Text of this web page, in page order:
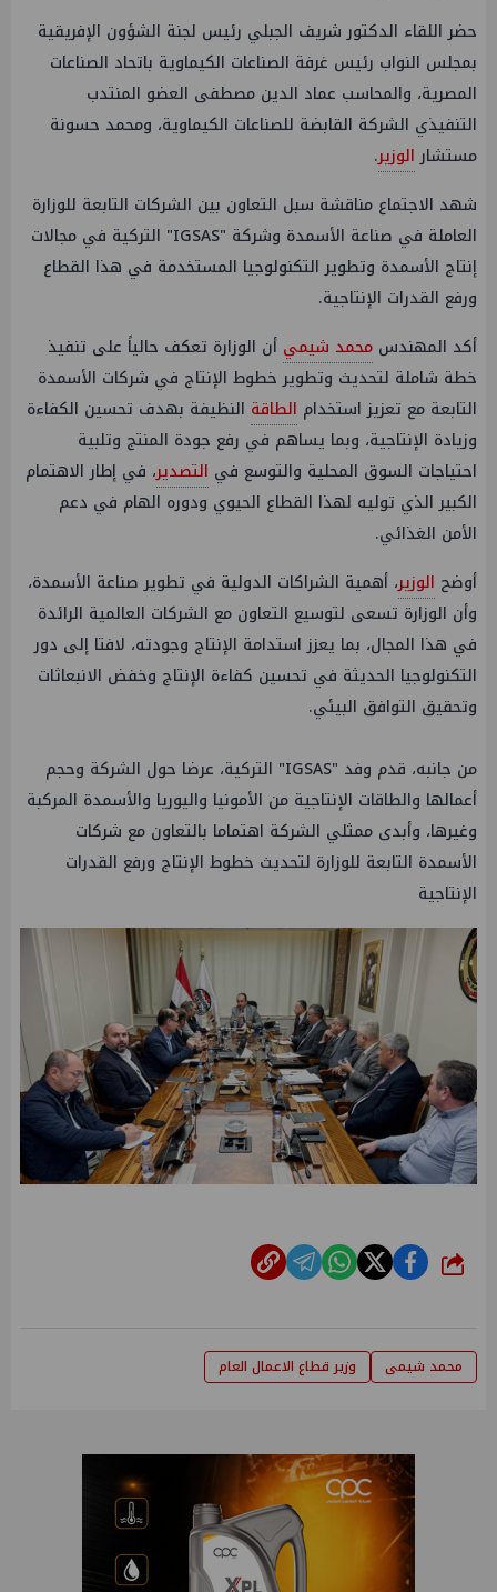
حضر اللقاء الدكتور شريف الجبلي رئيس لجنة الشؤون الإفريقية
بمجلس النواب رئيس غرفة الصناعات الكيماوية باتحاد الصناعات
المصرية، والمحاسب عماد الدين مصطفى العضو المنتدب
التنفيذي الشركة القابضة للصناعات الكيماوية، ومحمد حسونة
مستشارالوزير.
شهد الاجتماع مناقشة سبل التعاون بين الشركات التابعة للوزارة
العاملة في صناعة الأسمدة وشركة "IGSAS" التركية في مجالات
إنتاج الأسمدة وتطوير التكنولوجيا المستخدمة في هذا القطاع
ورفع القدرات الإنتاجية.
أكد المهندس محمد شيمي أن الوزارة تعكف حالياً على تنفيذ
خطة شاملة لتحديث وتطوير خطوط الإنتاج في شركات الأسمدة
التابعة مع تعزيز استخدام الطاقة النظيفة بهدف تحسين الكفاءة
وزيادة الإنتاجية، وبما يساهم في رفع جودة المنتج وتلبية
احتياجات السوق المحلية والتوسع في التصدير، في إطار الاهتمام
الكبير الذي توليه لهذا القطاع الحيوي ودوره الهام في دعم
الأمن الغذائي.
أوضح الوزير، أهمية الشراكات الدولية في تطوير صناعة الأسمدة،
وأن الوزارة تسعى لتوسيع التعاون مع الشركات العالمية الرائدة
في هذا المجال، بما يعزز استدامة الإنتاج وجودته، لافتا إلى دور
التكنولوجيا الحديثة في تحسين كفاءة الإنتاج وخفض الانبعاثات
وتحقيق التوافق البيئي.
من جانبه، قدم وفد "IGSAS" التركية، عرضا حول الشركة وحجم
أعمالها والطاقات الإنتاجية من الأمونيا واليوريا والأسمدة المركبة
وغيرها، وأبدى ممثلي الشركة اهتماما بالتعاون مع شركات
الأسمدة التابعة للوزارة لتحديث خطوط الإنتاج ورفع القدرات
الإنتاجية
شارك
محمد شيمى وزير قطاع الاعمال العام